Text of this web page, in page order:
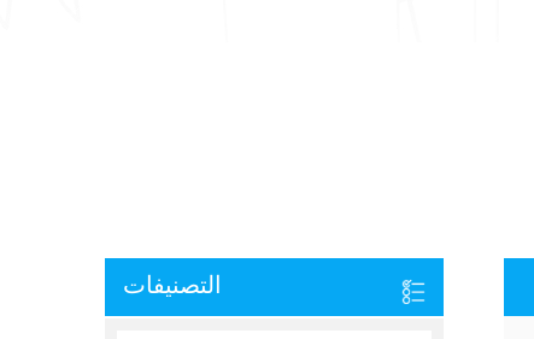
التصنيفات